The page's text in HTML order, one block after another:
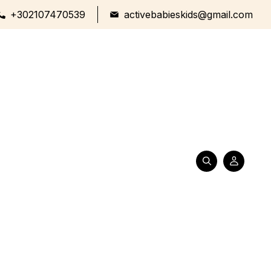
+302107470539 activebabieskids@gmail.com